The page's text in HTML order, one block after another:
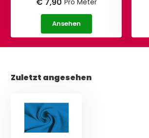
Ansehen
Zuletzt angesehen